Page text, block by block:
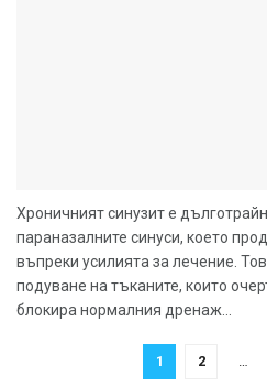
Хроничният синузит е
параназалните синуси, което
въпреки усилията за лечение.
подуване на тъканите, които
блокира нормалния дренаж...
1 2 …